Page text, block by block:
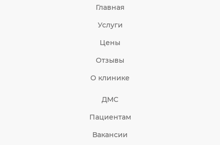
Главная
Услуги
Цены
Отзывы
О клинике
ДМС
Пациентам
Вакансии